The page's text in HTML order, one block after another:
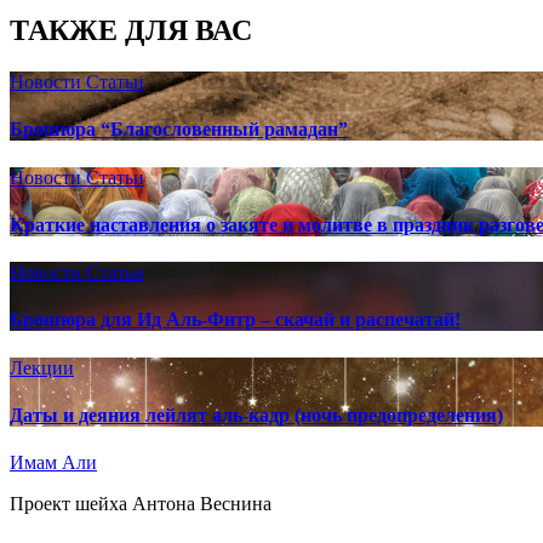
ТАКЖЕ ДЛЯ ВАС
НовостиСтатьи
Брошюра “Благословенный рамадан”
НовостиСтатьи
Краткие наставления о закяте и молитве в праздник
Новости Статьи
Брошюра для Ид Аль-Фитр – скачай и распечатай!
Лекции
Даты и деяния лейлят аль-кадр (ночь предопределения)
Имам Али
Проект шейха Антона Веснина